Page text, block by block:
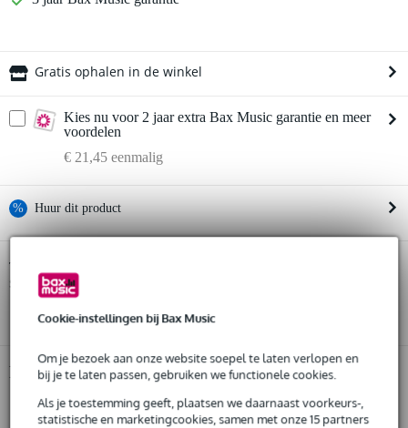
Cookie-instellingen bij Bax Music
Om je bezoek aan onze website soepel te laten verlopen en
bij je te laten passen, gebruiken we functionele cookies.
Als je toestemming geeft, plaatsen we daarnaast voorkeurs-,
statistische en marketingcookies, samen met onze 15 partners
Gratis ophalen in de winkel
Kies nu voor 2 jaar extra Bax Music garantie en meer
voordelen
€ 21,45 eenmalig
% Huur dit product
Huur meerdere producten tegelijk: min. € 300,- en max.
€ 2.500,-
Gratisthuisbezorgd of op te halen in de winkel
De mogelijkheid om je product(en) met korting te kopen
Snelle vervanging door Bax Music bij een defect
Huur dit product
Twijfel je of de
studio-koptelefoon
Productinformatie
drivers: Planar Magnetic